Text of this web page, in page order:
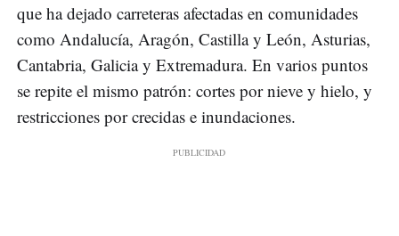
que ha dejado carreteras afectadas en comunidades
como Andalucía, Aragón, Castilla y León, Asturias,
Cantabria, Galicia y Extremadura. En varios puntos
se repite el mismo patrón: cortes por nieve y hielo, y
restricciones por crecidas e inundaciones.